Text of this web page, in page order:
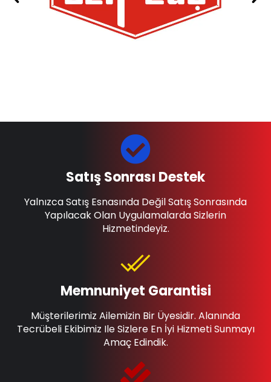
Memnuniyet Garantisi
Müşterilerimiz Ailemizin Bir Üyesidir. Alanında
Tecrübeli Ekibimiz Ile Sizlere En İyi Hizmeti Sunmayı
Amaç Edindik.
Satış Sonrası Destek
Yalnızca Satış Esnasında Değil Satış Sonrasında
Yapılacak Olan Uygulamalarda Sizlerin
Hizmetindeyiz.